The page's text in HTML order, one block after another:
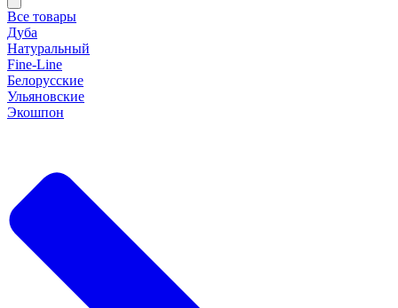
Все товары
Дуба
Натуральный
Fine-Line
Белорусские
Ульяновские
Экошпон